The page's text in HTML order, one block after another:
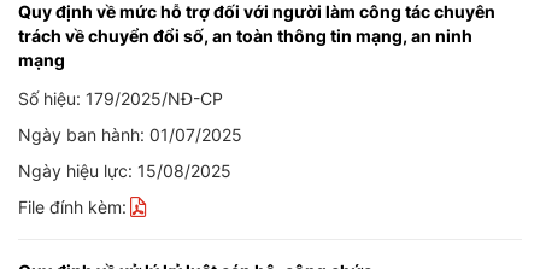
Quy định về mức hỗ trợ đối với người làm công tác chuyên
trách về chuyển đổi số, an toàn thông tin mạng, an ninh
mạng
Số hiệu: 179/2025/NĐ-CP
Ngày ban hành: 01/07/2025
Ngày hiệu lực: 15/08/2025
File đính kèm: